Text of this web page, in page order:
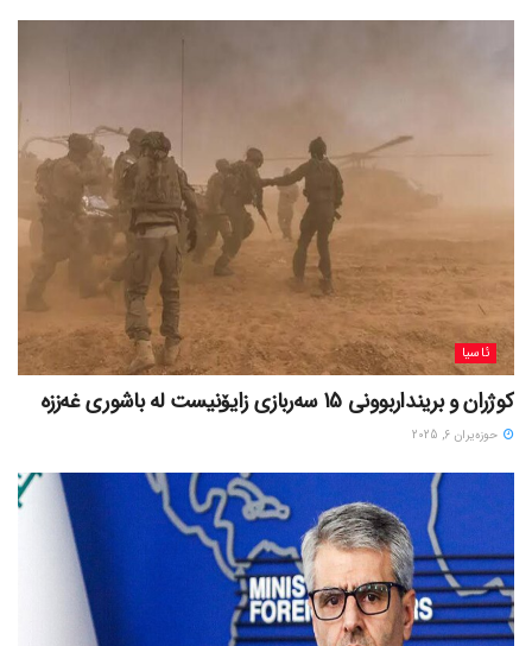
ئاسیا
کوژران و برینداربوونی 15 سەربازی زایۆنیست لە باشوری غەززە
حوزه‌یران 6, 2025